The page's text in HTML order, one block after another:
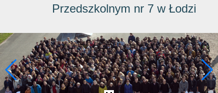
Przedszkolnym nr 7 w Łodzi